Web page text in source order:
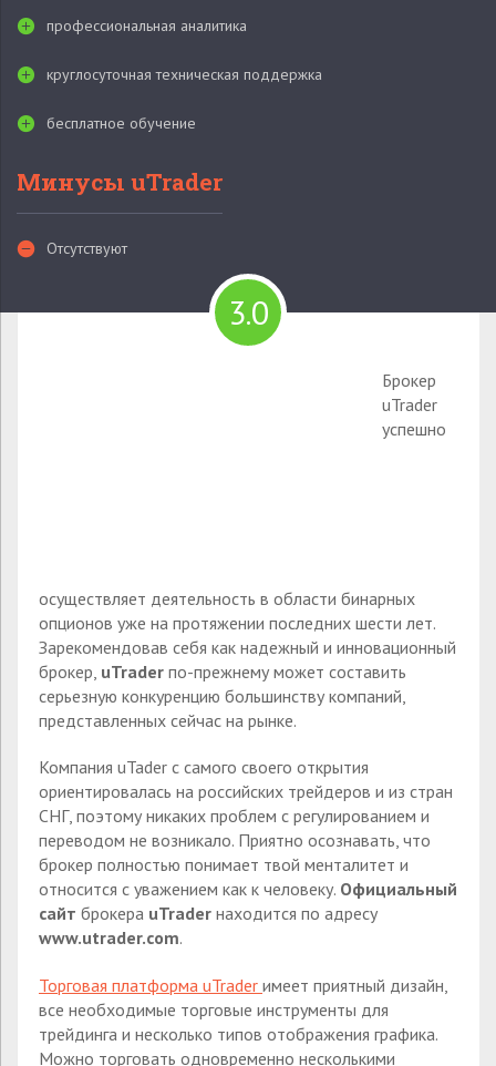
профессиональная аналитика
круглосуточная техническая поддержка
бесплатное обучение
Минусы uTrader
Отсутствуют
3.0
Брокер
uTrader
успешно
осуществляет деятельность в области бинарных
опционов уже на протяжении последних шести лет.
Зарекомендовав себя как надежный и инновационный
брокер, uTrader по-прежнему может составить
серьезную конкуренцию большинству компаний,
представленных сейчас на рынке.
Компания uTader с самого своего открытия
ориентировалась на российских трейдеров и из стран
СНГ, поэтому никаких проблем с регулированием и
переводом не возникало. Приятно осознавать, что
брокер полностью понимает твой менталитет и
относится с уважением как к человеку. Официальный
сайт брокера uTrader находится по адресу
www.utrader.com.
Торговая платформа uTrader имеет приятный дизайн,
все необходимые торговые инструменты для
трейдинга и несколько типов отображения графика.
Можно торговать одновременно несколькими